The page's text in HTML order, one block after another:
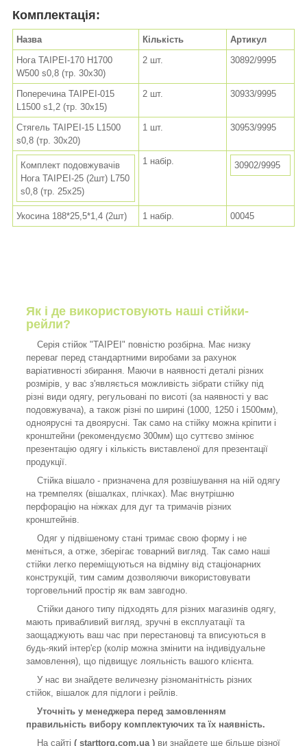
Комплектація:
Назва Кількість
Артикул
Нога TAIPEI-170 H1700
W500 s0,8 (тр. 30x30)
2 шт. 30892/9995
Поперечина TAIPEI-015
L1500 s1,2 (тр. 30x15)
2 шт. 30933/9995
Стягель TAIPEI-15 L1500
s0,8 (тр. 30x20)
1 шт. 30953/9995
Комплект подовжувачів
Нога TAIPEI-25 (2шт) L750
s0,8 (тр. 25x25)
1 набір. 30902/9995
Укосина 188*25,5*1,4 (2шт) 1 набір. 00045
Як і де використовують наші стійки-
рейли?
Серія стійок "TAIPEI" повністю розбірна. Має низку
переваг перед стандартними виробами за рахунок
варіативності збирання. Маючи в наявності деталі різних
розмірів, у вас з'являється можливість зібрати стійку під
різні види одягу, регульовані по висоті (за наявності у вас
подовжувача), а також різні по ширині (1000, 1250 і 1500мм),
одноярусні та двоярусні. Так само на стійку можна кріпити і
кронштейни (рекомендуємо 300мм) що суттєво змінює
презентацію одягу і кількість виставленої для презентації
продукції.
Стійка вішало - призначена для розвішування на ній одягу
на тремпелях (вішалках, плічках). Має внутрішню
перфорацію на ніжках для дуг та тримачів різних
кронштейнів.
Одяг у підвішеному стані тримає свою форму і не
меніться, а отже, зберігає товарний вигляд. Так само наші
стійки легко переміщуються на відміну від стаціонарних
конструкцій, тим самим дозволяючи використовувати
торговельний простір як вам завгодно.
Стійки даного типу підходять для різних магазинів одягу,
мають привабливий вигляд, зручні в експлуатації та
заощаджують ваш час при перестановці та вписуються в
будь-який інтер'єр (колір можна змінити на індивідуальне
замовлення), що підвищує лояльність вашого клієнта.
У нас ви знайдете величезну різноманітність різних
стійок, вішалок для підлоги і рейлів.
Уточніть у менеджера перед замовленням
правильність вибору комплектуючих та їх наявність.
На сайті ( starttorg.com.ua ) ви знайдете ще більше різної